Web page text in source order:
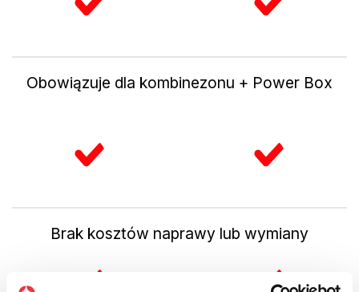
Obowiązuje dla kombinezonu + Power Box
Brak kosztów naprawy lub wymiany